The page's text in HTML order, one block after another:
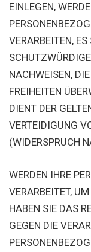
EINLEGEN,
VERARBEITEN,
NACHWEISEN,
FREIHEITEN
DIENT DER
VERTEIDIGUNG
(WIDERSPRUCH
WERDEN IHRE
VERARBEITET,
HABEN SIE DAS
GEGEN DIE